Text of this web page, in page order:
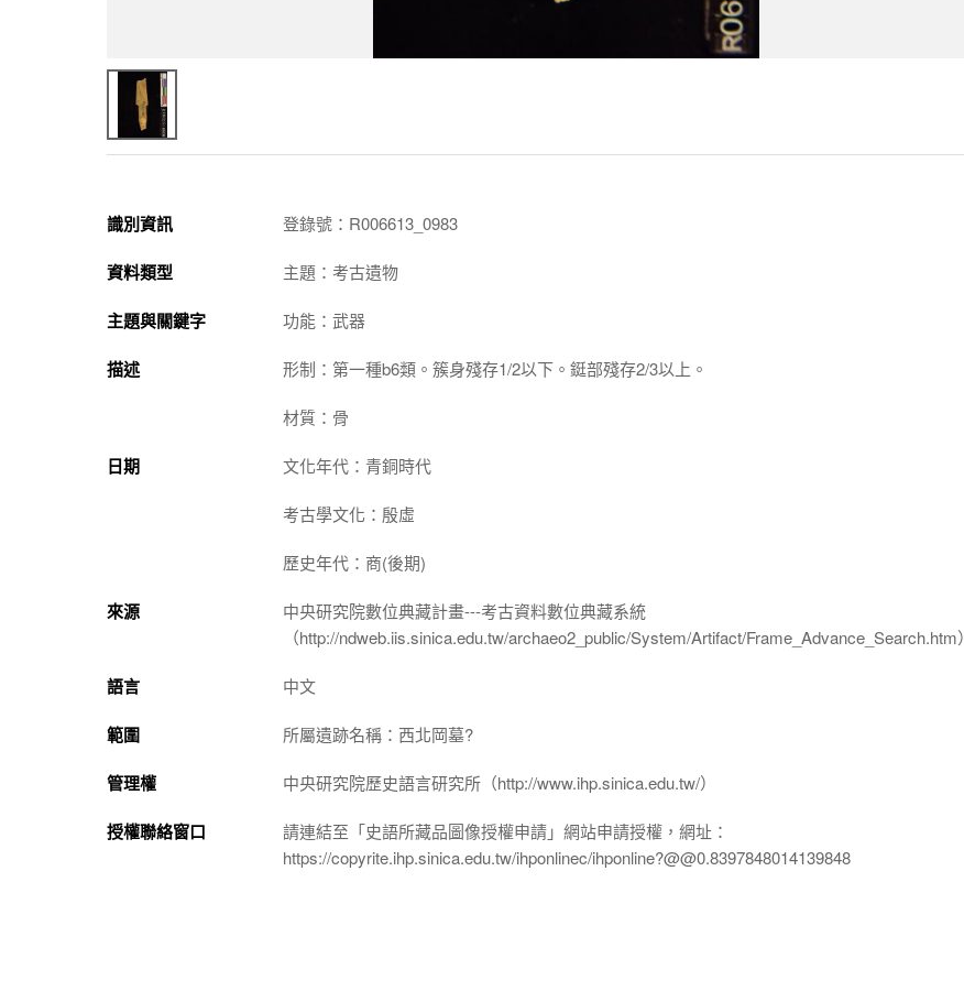
識別資訊 登錄號：R006613_0983
資料類型 主題：考古遺物
主題與關鍵字 功能：武器
描述 形制：第一種b6類。簇身殘存1/2以下。鋌部殘存2/3以上。
材質：骨
日期 文化年代：青銅時代
考古學文化：殷虛
歷史年代：商(後期)
來源
中央研究院數位典藏計畫---考古資料數位典藏系統
（http://ndweb.iis.sinica.edu.tw/archaeo2_public/System/Artifact/Frame_Advance_Search.htm）
語言 中文
範圍 所屬遺跡名稱：西北岡墓?
管理權 中央研究院歷史語言研究所（http://www.ihp.sinica.edu.tw/）
授權聯絡窗口
請連結至「史語所藏品圖像授權申請」網站申請授權，網址：
https://copyrite.ihp.sinica.edu.tw/ihponlinec/ihponline?@@0.8397848014139848